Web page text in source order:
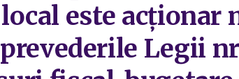
este
Legii